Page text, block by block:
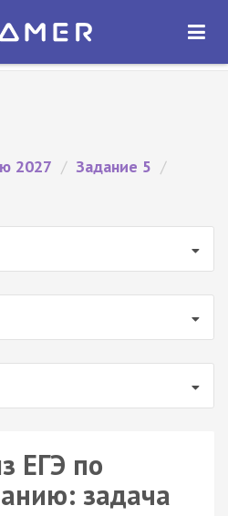
ОТКРЫТЬ
2027 / Задание 5 /
ЕГЭ по
задача